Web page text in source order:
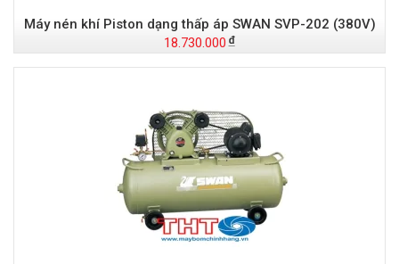
Máy nén khí Piston dạng thấp áp SWAN SVP-202 (380V)
18.730.000